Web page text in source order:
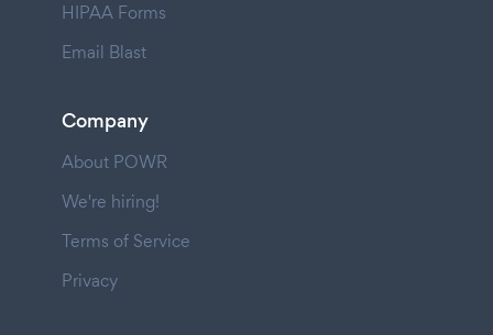
HIPAA Forms
Email Blast
Company
About POWR
We're hiring!
Terms of Service
Privacy